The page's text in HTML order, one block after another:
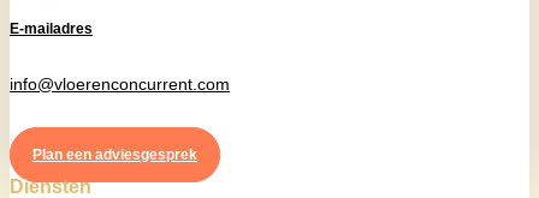
E-mailadres
info@vloerenconcurrent.com
Plan een adviesgesprek
Diensten